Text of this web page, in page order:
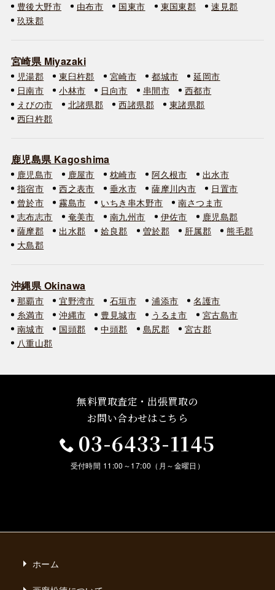
豊後大野市 由布市 国東市 東国東郡
速見郡
玖珠郡
宮崎県 Miyazaki
児湯郡 東臼杵郡 宮崎市 都城市
延岡市
日南市
小林市 日向市 串間市
西都市
えびの市
北諸県郡 西諸県郡
東諸県郡
西臼杵郡
鹿児島県 Kagoshima
鹿児島市 鹿屋市 枕崎市 阿久根市
出水市
指宿市
西之表市 垂水市 薩摩川内市
日置市
曾於市
霧島市 いちき串木野市
南さつま市
志布志市
奄美市 南九州市 伊佐市
鹿児島郡
薩摩郡
出水郡 姶良郡 曽於郡 肝属郡
熊毛郡
大島郡
沖縄県 Okinawa
那覇市 宜野湾市 石垣市 浦添市
名護市
糸満市
沖縄市 豊見城市 うるま市
宮古島市
南城市
国頭郡 中頭郡 島尻郡
宮古郡
八重山郡
無料買取査定・出張買取の
お問い合わせはこちら
03-6433-1145
受付時間 11:00～17:00（月～金曜日）
ホーム